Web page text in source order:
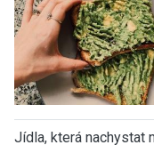
Jídla, která nachystat